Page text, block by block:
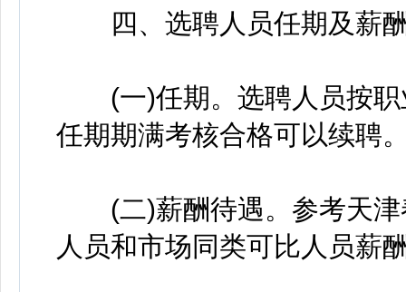
四、选聘人员任期及薪
(一)任期。选聘人员按职
任期期满考核合格可以续聘
(二)薪酬待遇。参考天津
人员和市场同类可比人员薪